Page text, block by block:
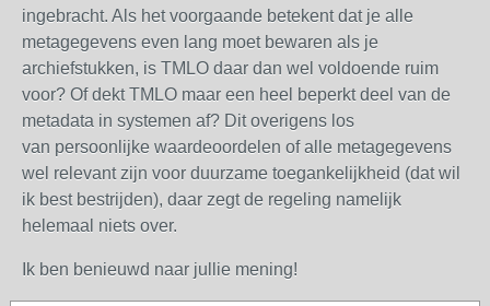
ingebracht. Als het voorgaande betekent dat je alle
metagegevens even lang moet bewaren als je
archiefstukken, is TMLO daar dan wel voldoende ruim
voor? Of dekt TMLO maar een heel beperkt deel van de
metadata in systemen af? Dit overigens los
van persoonlijke waardeoordelen of alle metagegevens
wel relevant zijn voor duurzame toegankelijkheid (dat wil
ik best bestrijden), daar zegt de regeling namelijk
helemaal niets over.
Ik ben benieuwd naar jullie mening!